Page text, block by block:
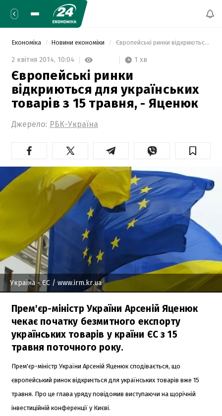
Економіка Новини економіки Європейські ринки відкриються для українських товарів з 15 травня, - Яценюк
2 квітня 2014, 10:04 1 хв
Європейські ринки
відкриються для українських
товарів з 15 травня, - Яценюк
Джерело: РБК-Україна
Україна - ЄС / www.irm.kr.ua
Прем'єр-міністр України Арсеній Яценюк
чекає початку безмитного експорту
українських товарів у країни ЄС з 15
травня поточного року.
Прем'єр-міністр України Арсеній Яценюк сподівається, що
європейський ринок відкриється для українських товарів вже 15
травня. Про це глава уряду повідомив виступаючи на щорічній
інвестиційній конференції у Києві.